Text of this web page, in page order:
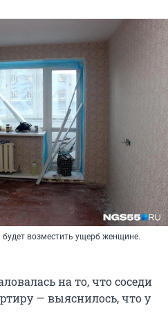
возместить ущерб женщине.
на то, что соседи
— выяснилось, что у